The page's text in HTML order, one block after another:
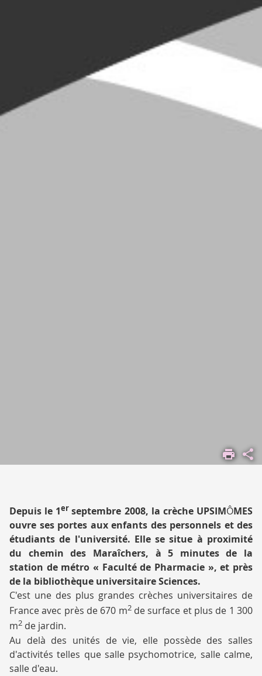
VIVRE
LES
CAMPUS
AU
QUOTIDIEN
CRÈCHE
Depuis le 1erseptembre 2008, la crèche UPSIMÔMES
ouvre ses portes aux enfants des personnels et des
étudiants de l'université. Elle se situe à proximité
du chemin des Maraîchers, à 5 minutes de la
station de métro « Faculté de Pharmacie », et près
de la bibliothèque universitaire Sciences.
C'est une des plus grandes crèches universitaires de
France avec près de 670 m2de surface et plus de 1 300
m2 de jardin.
Au delà des unités de vie, elle possède des salles
d'activités telles que salle psychomotrice, salle calme,
salle d'eau.